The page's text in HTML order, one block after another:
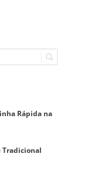
Rápida na
Tradicional